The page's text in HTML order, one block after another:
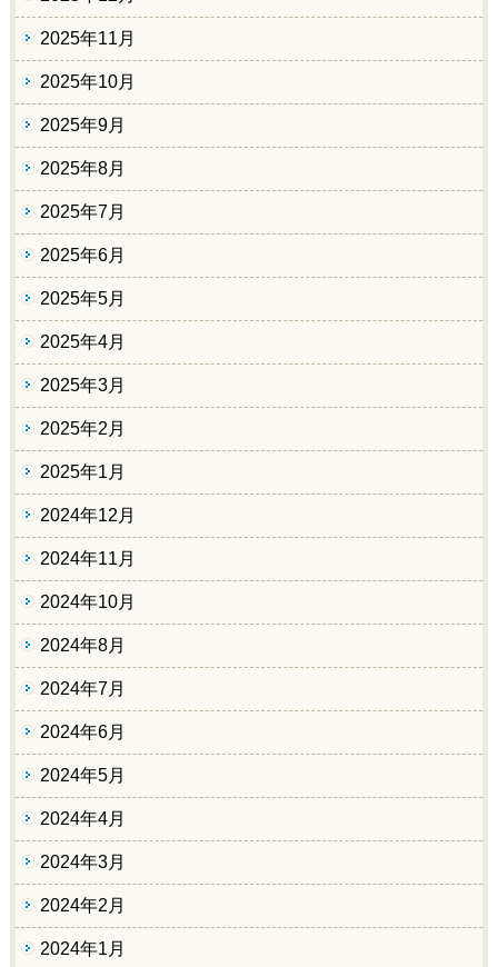
2025年11月
2025年10月
2025年9月
2025年8月
2025年7月
2025年6月
2025年5月
2025年4月
2025年3月
2025年2月
2025年1月
2024年12月
2024年11月
2024年10月
2024年8月
2024年7月
2024年6月
2024年5月
2024年4月
2024年3月
2024年2月
2024年1月